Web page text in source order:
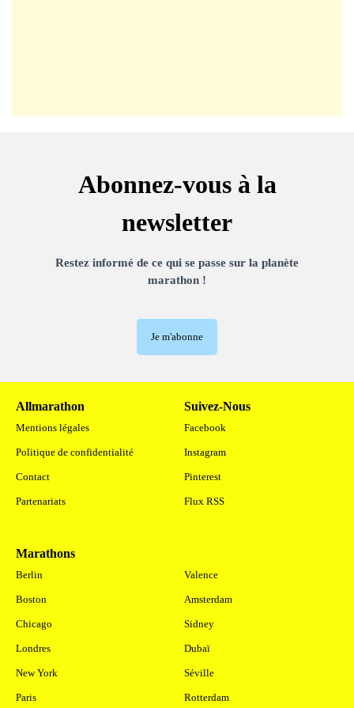
Abonnez-vous à la
newsletter
Restez informé de ce qui se passe sur la planète
marathon !
Je m'abonne
Allmarathon
Mentions légales
Politique de confidentialité
Contact
Partenariats
Suivez-Nous
Facebook
Instagram
Pinterest
Flux RSS
Marathons
Berlin
Boston
Chicago
Londres
New York
Paris
Valence
Amsterdam
Sidney
Dubaï
Séville
Rotterdam